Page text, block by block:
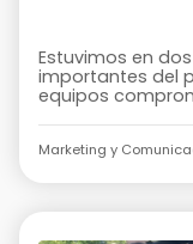
Estuvimos en
importantes del
equipos
Marketing y